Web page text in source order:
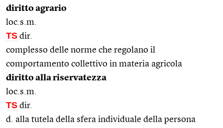
diritto agrario
loc.s.m.
TS dir.
complesso delle norme che regolano il
comportamento collettivo in materia agricola
diritto alla riservatezza
loc.s.m.
TS dir.
d. alla tutela della sfera individuale della persona